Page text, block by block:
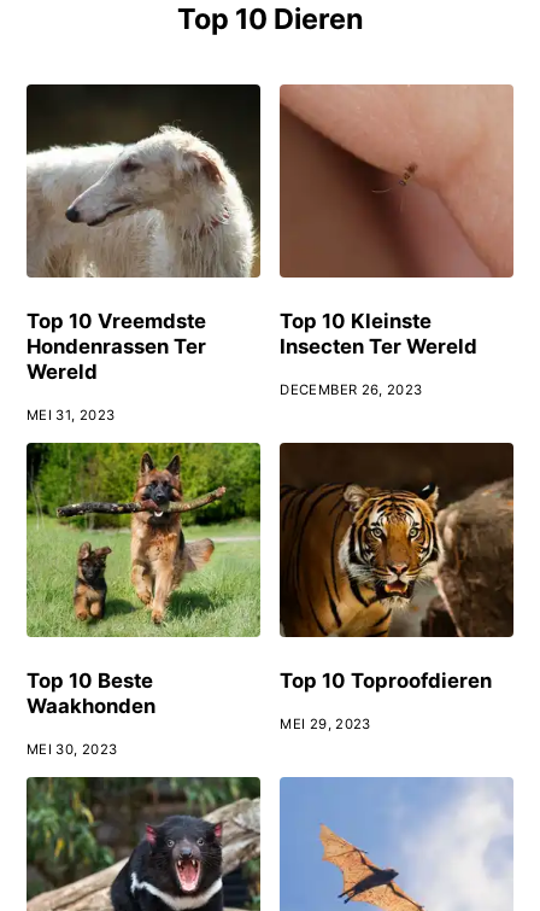
Top 10 Dieren
Top 10 Vreemdste
Hondenrassen Ter
Wereld
MEI 31, 2023
Top 10 Kleinste
Insecten Ter Wereld
DECEMBER 26, 2023
Top 10 Beste
Waakhonden
MEI 30, 2023
Top 10 Toproofdieren
MEI 29, 2023